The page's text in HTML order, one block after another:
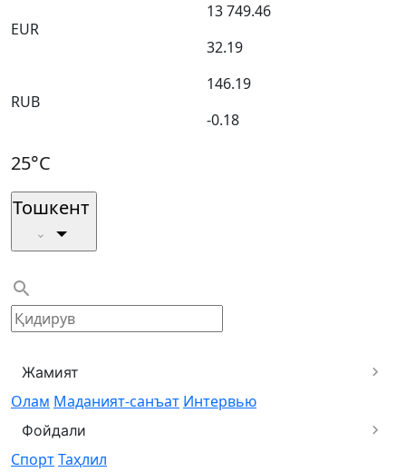
EUR
13 749.46
32.19
RUB
146.19
-0.18
25°C
Тошкент
Жамият
Олам Маданият-санъат Интервью
Фойдали
СпортТаҳлил